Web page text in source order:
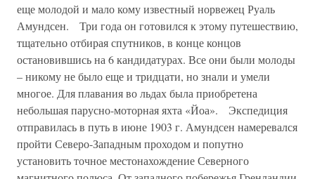
еще молодой и мало кому известный норвежец Руаль
Амундсен. Три года он готовился к этому путешествию,
тщательно отбирая спутников, в конце концов
остановившись на 6 кандидатурах. Все они были молоды
– никому не было еще и тридцати, но знали и умели
многое. Для плавания во льдах была приобретена
небольшая парусно-моторная яхта «Йоа». Экспедиция
отправилась в путь в июне 1903 г. Амундсен намеревался
пройти Северо-Западным проходом и попутно
установить точное местонахождение Северного